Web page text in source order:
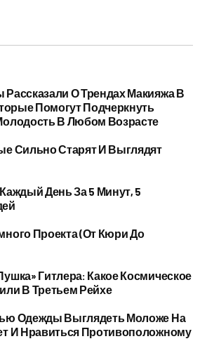
О Трендах Макияжа В
Помогут Подчеркнуть
В Любом Возрасте
Сильно Старят И Выглядят
День За 5 Минут, 5
Проекта (от Кюри До
Гитлера: Какое Космическое
В Третьем Рейхе
Одежды Выглядеть Моложе На
И Нравиться Противоположному